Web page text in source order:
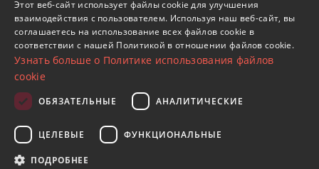
Подпишитесь на нашу рассылку
Получайте обновления о недвижимости, новостях
и образе жизни в Марбелье
Я принимаю политика конфиденциальности
SPANISH
FRENCH
Этот веб-сайт использует файлы cookie для улучшения
взаимодействия с пользователем. Используя наш веб-сайт, вы
соглашаетесь на использование всех файлов cookie в
соответствии с нашей Политикой в ​​отношении файлов cookie.
Узнать больше о Политике использования файлов
cookie
ОБЯЗАТЕЛЬНЫЕ АНАЛИТИЧЕСКИЕ
ЦЕЛЕВЫЕ ФУНКЦИОНАЛЬНЫЕ
ПОДРОБНЕЕ